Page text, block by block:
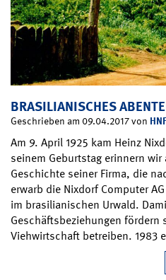
BRASILIANISCHES
Geschrieben am 09.04.2017 von HNF
Am 9. April 1925 kam Heinz
seinem Geburtstag erinnern
Geschichte seiner Firma, die
erwarb die Nixdorf Computer
im brasilianischen Urwald.
Geschäftsbeziehungen fördern
Viehwirtschaft betreiben. 1983